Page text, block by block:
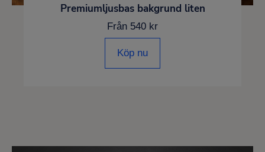
Premiumljusbas bakgrund liten
Från 540 kr
Köp nu